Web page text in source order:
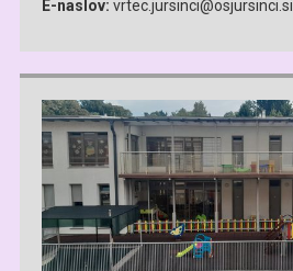
E-naslov: vrtec.jursinci@osjursinci.si